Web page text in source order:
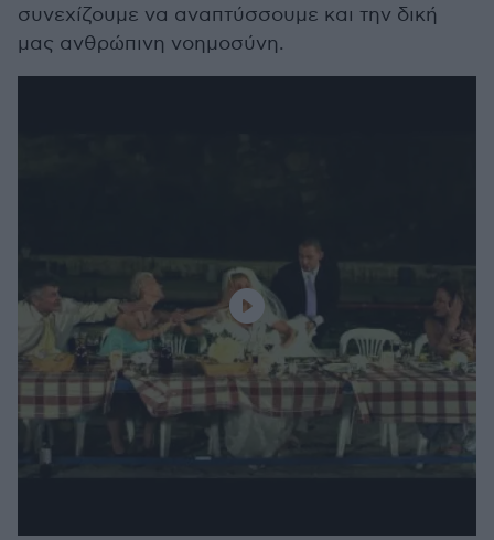
συνεχίζουμε να αναπτύσσουμε και την δική
μας ανθρώπινη νοημοσύνη.